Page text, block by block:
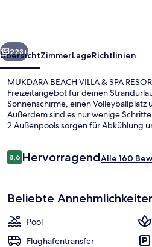
Weiter
223+
ÜbersichtZimmerLageRichtlinien
MUKDARA BEACH VILLA & SPA
Freizeitangebot für deinen
Sonnenschirme, einen Volleyballplatz
Außerdem sind es nur wenige
2 Außenpools sorgen für Abkühlung
bietet einen Blick auf den Strand.
Bewertungen
8,68,6 von 10.
HervorragendAlle 160
Beliebte
Pool
Flughafentransfer